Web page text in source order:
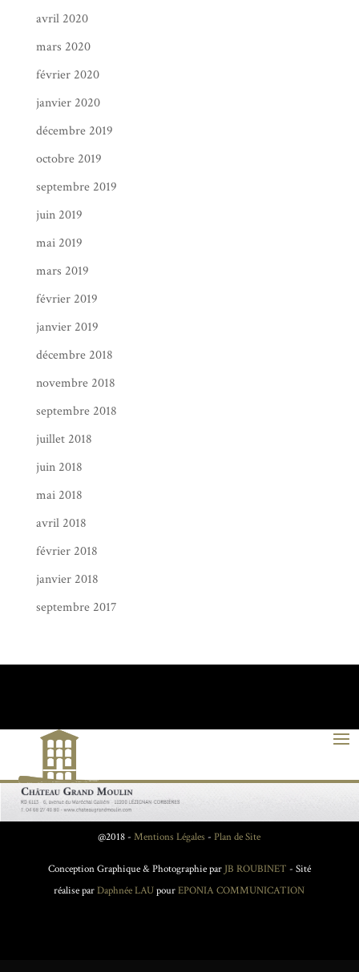
avril 2020
mars 2020
février 2020
janvier 2020
décembre 2019
octobre 2019
septembre 2019
juin 2019
mai 2019
mars 2019
février 2019
janvier 2019
décembre 2018
novembre 2018
septembre 2018
juillet 2018
juin 2018
mai 2018
avril 2018
février 2018
janvier 2018
septembre 2017
@2018 - Mentions Légales - Plan de Site
Conception Graphique & Photographie par JB ROUBINET - Sité
réalise parDaphnée LAUpourEPONIA COMMUNICATION